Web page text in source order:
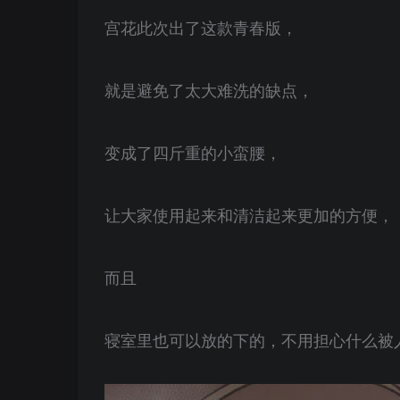
宫花此次出了这款青春版，
就是避免了太大难洗的缺点，
变成了四斤重的小蛮腰，
让大家使用起来和清洁起来更加的方便，
而且
寝室里也可以放的下的，不用担心什么被